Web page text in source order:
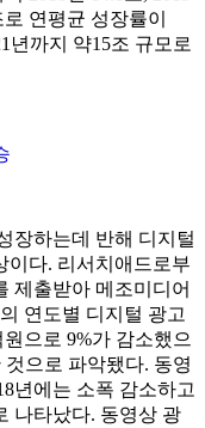
연평균 성장률이
년까지 약15조 규모로
장하는데 반해 디지털
이다. 리서치애드로부
제출받아 메조미디어
연도별 디지털 광고
원으로 9%가 감소했으
것으로 파악됐다. 동영
년에는 소폭 감소하고
나타났다. 동영상 광